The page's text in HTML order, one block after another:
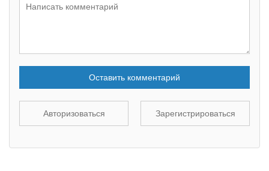
Оставить комментарий
Авторизоваться Зарегистрироваться